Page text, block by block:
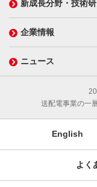
新成長分野・技術
企業情報
ニュース
送配電事業の一
English
よく